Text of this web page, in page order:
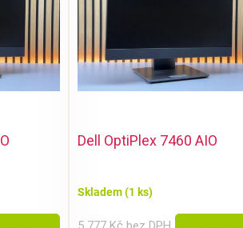
Dell OptiPlex 7460 AIO
Skladem(1 ks)